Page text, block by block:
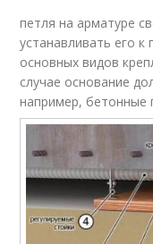
петля на арматуре
устанавливать его
основных видов
случае основание
например, бетонные